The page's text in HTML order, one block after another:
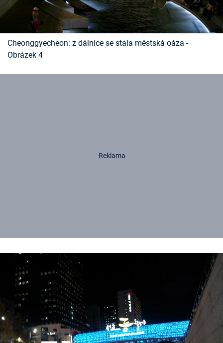
Cheonggyecheon: z dálnice se stala městská oáza -
Obrázek 4